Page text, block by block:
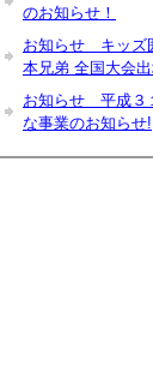
のお知らせ！
お知らせ キッズ
本兄弟 全国大会出
お知らせ 平成３
な事業のお知らせ!